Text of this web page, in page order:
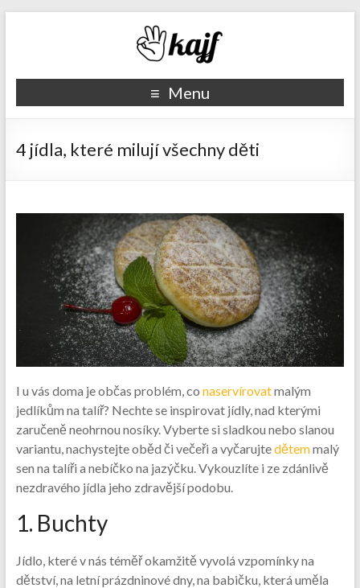
Recepty kajf.cz
Menu
4 jídla, které milují všechny děti
I u vás doma je občas problém, co naservírovatmalým
jedlíkům na talíř? Nechte se inspirovat jídly, nad kterými
zaručeně neohrnou nosíky. Vyberte si sladkou nebo slanou
variantu, nachystejte oběd či večeři a vyčarujtedětemmalý
sen na talíři a nebíčko na jazýčku. Vykouzlíte i ze zdánlivě
nezdravého jídla jeho zdravější podobu.
1. Buchty
Jídlo, které v nás téměř okamžitě vyvolá vzpomínky na
dětství, na letní prázdninové dny, na babičku, která uměla